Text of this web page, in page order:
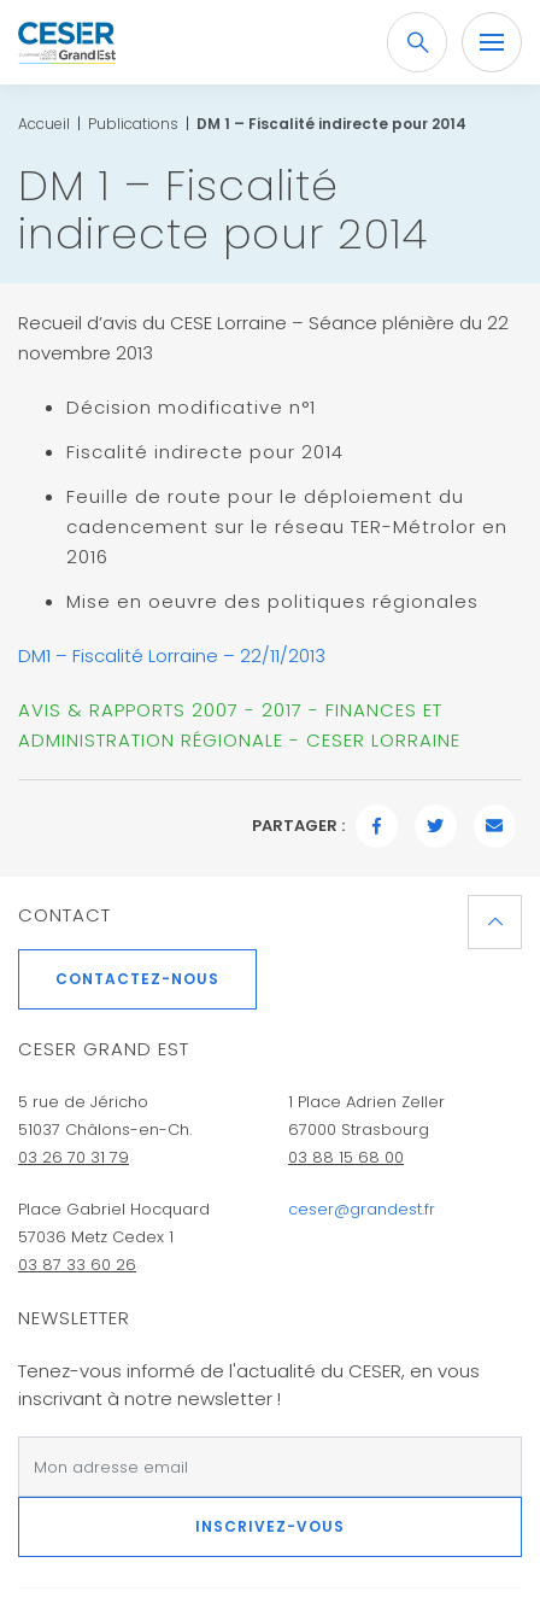
Recherche
OK
Accueil | Publications | DM 1 – Fiscalité indirecte pour 2014
DM 1 – Fiscalité
indirecte pour 2014
Recueil d’avis du CESE Lorraine – Séance plénière du 22
novembre 2013
Décision modificative n°1
Fiscalité indirecte pour 2014
Feuille de route pour le déploiement du
cadencement sur le réseau TER-Métrolor en
2016
Mise en oeuvre des politiques régionales
DM1 – Fiscalité Lorraine – 22/11/2013
AVIS & RAPPORTS 2007 - 2017 - FINANCES ET
ADMINISTRATION RÉGIONALE - CESER LORRAINE
PARTAGER :
CONTACT
CONTACTEZ-NOUS
CESER GRAND EST
5 rue de Jéricho
51037 Châlons-en-Ch.
03 26 70 31 79
Place Gabriel Hocquard
57036 Metz Cedex 1
03 87 33 60 26
1 Place Adrien Zeller
67000 Strasbourg
03 88 15 68 00
ceser@grandest.fr
NEWSLETTER
Tenez-vous informé de l'actualité du CESER, en vous
inscrivant à notre newsletter !
INSCRIVEZ-VOUS